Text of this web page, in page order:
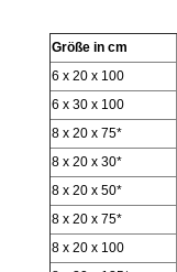
Größe in cm
6 x 20 x 100
6 x 30 x 100
8 x 20 x 75*
8 x 20 x 30*
8 x 20 x 50*
8 x 20 x 75*
8 x 20 x 100